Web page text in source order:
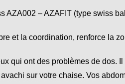
AZA002 – AZAFIT (type swiss
et la coordination, renforce la
qui ont des problèmes de
avachi sur votre chaise. Vos